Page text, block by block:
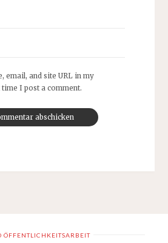
email, and site URL in my
I post a comment.
ÖFFENTLICHKEITSARBEIT